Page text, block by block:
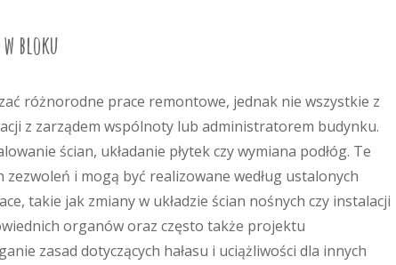
bloku
różnorodne prace remontowe, jednak nie wszystkie z
z zarządem wspólnoty lub administratorem budynku.
ścian, układanie płytek czy wymiana podłóg. Te
zezwoleń i mogą być realizowane według ustalonych
takie jak zmiany w układzie ścian nośnych czy instalacji
organów oraz często także projektu
zasad dotyczących hałasu i uciążliwości dla innych